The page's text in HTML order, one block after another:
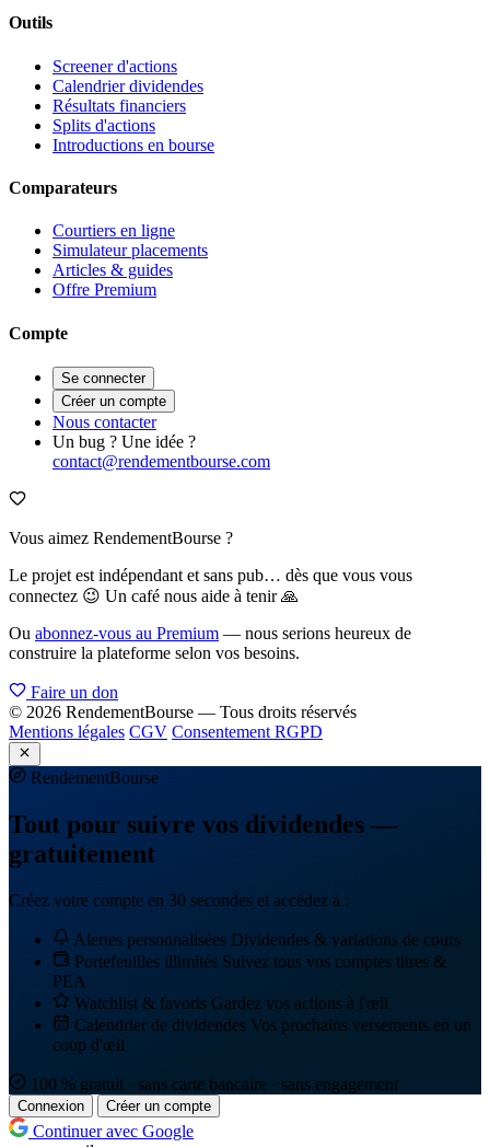
Outils
Screener d'actions
Calendrier dividendes
Résultats financiers
Splits d'actions
Introductions en bourse
Comparateurs
Courtiers en ligne
Simulateur placements
Articles & guides
Offre Premium
Compte
Se connecter
Créer un compte
Nous contacter
Un bug ? Une idée ?
contact@rendementbourse.com
Vous aimez RendementBourse ?
Le projet est indépendant et sans pub… dès que vous vous
connectez 😉 Un café nous aide à tenir 🙏
Ou abonnez-vous au Premium — nous serions heureux de
construire la plateforme selon vos besoins.
Faire un don
© 2026 RendementBourse — Tous droits réservés
Mentions légales CGV Consentement RGPD
RendementBourse
Tout pour suivre vos dividendes —
gratuitement
Créez votre compte en 30 secondes et accédez à :
Alertes personnalisées Dividendes & variations de cours
Portefeuilles illimités Suivez tous vos comptes titres &
PEA
Watchlist & favoris Gardez vos actions à l'œil
Calendrier de dividendes Vos prochains versements en un
coup d'œil
100 % gratuit · sans carte bancaire · sans engagement
Connexion Créer un compte
Continuer avec Google